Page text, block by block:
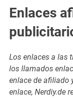
Enlaces
Los enlaces a las
los llamados
enlace de afiliado
enlace, Nerdiy.de